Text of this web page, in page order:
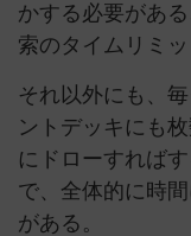
かする必要があ
索のタイムリミ
それ以外にも、
ントデッキにも
にドローすれば
で、全体的に時
がある。